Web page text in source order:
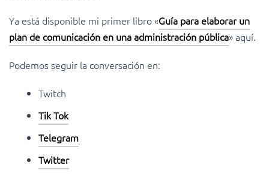
Ya está disponible mi primer libro «Guía para elaborar un
plan de comunicación en una administración pública» aquí.
Podemos seguir la conversación en:
Twitch
Tik Tok
Telegram
Twitter